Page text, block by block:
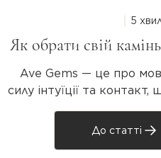
5
Як обрати свій
Ave Gems — це про
силу інтуїції та контакт,
Знайдіть свій
резонує з вашою
До статті